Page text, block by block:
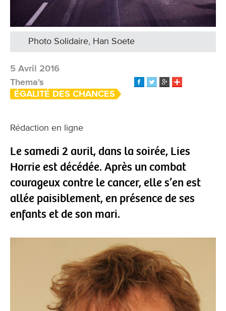
Photo Solidaire, Han Soete
5 Avril 2016
Thema's
ÉGALITÉ DES CHANCES
Rédaction en ligne
Le samedi 2 avril, dans la soirée, Lies
Horrie est décédée. Après un combat
courageux contre le cancer, elle s’en est
allée paisiblement, en présence de ses
enfants et de son mari.